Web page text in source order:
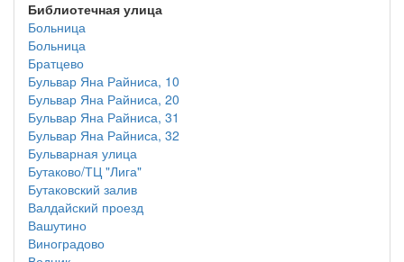
Библиотечная улица
Больница
Больница
Братцево
Бульвар Яна Райниса, 10
Бульвар Яна Райниса, 20
Бульвар Яна Райниса, 31
Бульвар Яна Райниса, 32
Бульварная улица
Бутаково/ТЦ "Лига"
Бутаковский залив
Валдайский проезд
Вашутино
Виноградово